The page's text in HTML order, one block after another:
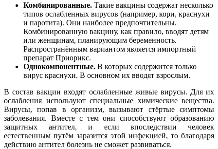
Комбинированные. Такие вакцины содержат несколько
типов ослабленных вирусов (например, кори, краснухи
и паротита). Они наиболее предпочтительны.
Комбинированную вакцину, как правило, вводят детям
или женщинам, планирующим беременность.
Распространённым вариантом является импортный
препарат Приорикс.
Однокомпонентные. В которых содержится только
вирус краснухи. В основном их вводят взрослым.
В состав вакцин входят ослабленные живые вирусы. Для их
ослабления используют специальные химические вещества.
Вирусы, попав в организм, вызывают стёртые симптомы
заболевания. Вместе с тем они способствуют образованию
защитных антител, и если впоследствии человек
естественным путём заразится этой инфекцией, то благодаря
действию антител болезнь не сможет развиваться.